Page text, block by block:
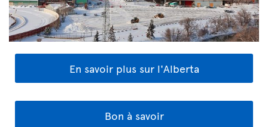
En savoir plus sur l'Alberta
Bon à savoir